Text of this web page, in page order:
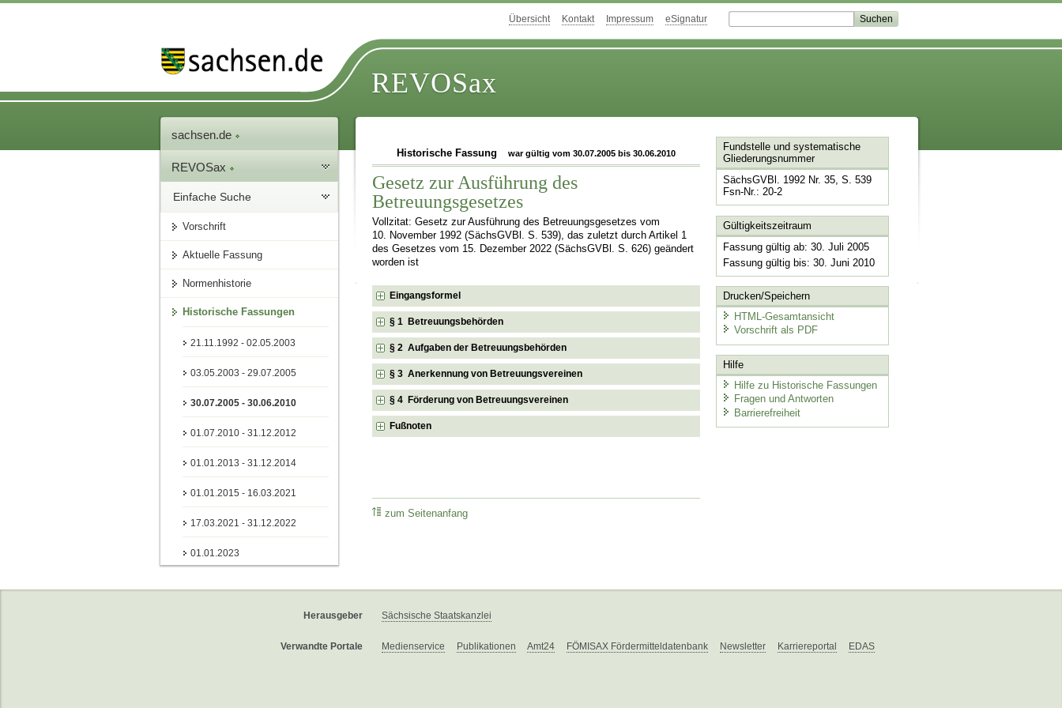
Übersicht Kontakt Impressum eSignatur
REVOSax
sachsen.de
REVOSax
Einfache Suche
Vorschrift
Aktuelle Fassung
Normenhistorie
Historische Fassungen
21.11.1992 - 02.05.2003
03.05.2003 - 29.07.2005
30.07.2005 - 30.06.2010
01.07.2010 - 31.12.2012
01.01.2013 - 31.12.2014
01.01.2015 - 16.03.2021
17.03.2021 - 31.12.2022
01.01.2023
Historische Fassung war gültig vom 30.07.2005 bis 30.06.2010
Gesetz zur Ausführung des
Betreuungsgesetzes
Vollzitat: Gesetz zur Ausführung des Betreuungsgesetzes vom
10. November 1992 (SächsGVBl. S. 539), das zuletzt durch Artikel 1
des Gesetzes vom 15. Dezember 2022 (SächsGVBl. S. 626) geändert
worden ist
Eingangsformel
§ 1 Betreuungsbehörden
§ 2 Aufgaben der Betreuungsbehörden
§ 3 Anerkennung von Betreuungsvereinen
§ 4 Förderung von Betreuungsvereinen
Fußnoten
zum Seitenanfang
Fundstelle und systematische
Gliederungsnummer
SächsGVBl. 1992 Nr. 35, S. 539
Fsn-Nr.: 20-2
Gültigkeitszeitraum
Fassung gültig ab: 30. Juli 2005
Fassung gültig bis: 30. Juni 2010
Drucken/Speichern
HTML-Gesamtansicht
Vorschrift als PDF
Hilfe
Hilfe zu Historische Fassungen
Fragen und Antworten
Barrierefreiheit
Herausgeber Sächsische Staatskanzlei
Verwandte Portale Medienservice Publikationen Amt24 FÖMISAX Fördermitteldatenbank Newsletter Karriereportal EDAS